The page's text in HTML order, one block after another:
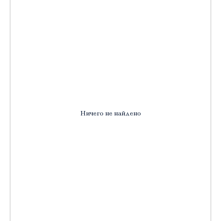
Ничего не найдено